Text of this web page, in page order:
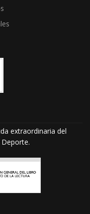
extraordinaria del